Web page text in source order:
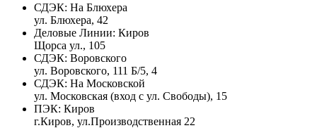
СДЭК: На Блюхера
ул. Блюхера, 42
Деловые Линии: Киров
Щорса ул., 105
СДЭК: Воровского
ул. Воровского, 111 Б/5, 4
СДЭК: На Московской
ул. Московская (вход с ул. Свободы), 15
ПЭК: Киров
г.Киров, ул.Производственная 22